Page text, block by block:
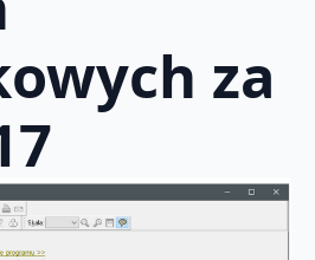
za